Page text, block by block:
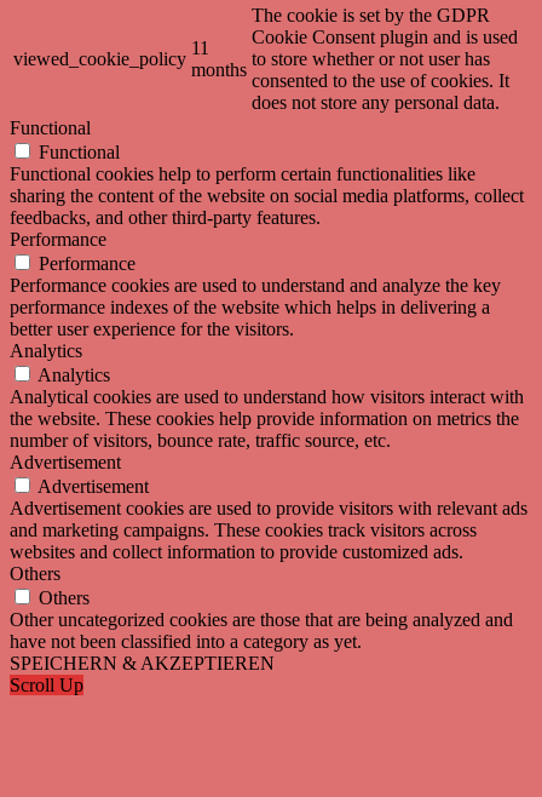
viewed_cookie_policy
11
months
The cookie is set by the GDPR
Cookie Consent plugin and is used
to store whether or not user has
consented to the use of cookies. It
does not store any personal data.
Functional
Functional
Functional cookies help to perform certain functionalities like
sharing the content of the website on social media platforms, collect
feedbacks, and other third-party features.
Performance
Performance
Performance cookies are used to understand and analyze the key
performance indexes of the website which helps in delivering a
better user experience for the visitors.
Analytics
Analytics
Analytical cookies are used to understand how visitors interact with
the website. These cookies help provide information on metrics the
number of visitors, bounce rate, traffic source, etc.
Advertisement
Advertisement
Advertisement cookies are used to provide visitors with relevant ads
and marketing campaigns. These cookies track visitors across
websites and collect information to provide customized ads.
Others
Others
Other uncategorized cookies are those that are being analyzed and
have not been classified into a category as yet.
SPEICHERN & AKZEPTIEREN
Scroll Up